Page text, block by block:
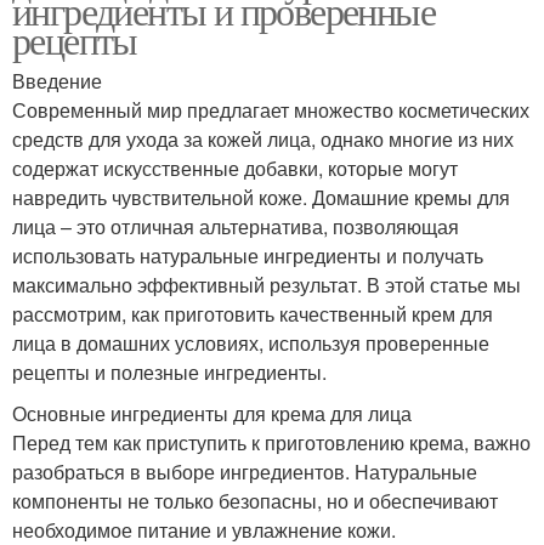
рецепты
Введение
Современный мир предлагает множество косметических
средств для ухода за кожей лица, однако многие из них
содержат искусственные добавки, которые могут
навредить чувствительной коже. Домашние кремы для
лица – это отличная альтернатива, позволяющая
использовать натуральные ингредиенты и получать
максимально эффективный результат. В этой статье мы
рассмотрим, как приготовить качественный крем для
лица в домашних условиях, используя проверенные
рецепты и полезные ингредиенты.
Основные ингредиенты для крема для лица
Перед тем как приступить к приготовлению крема, важно
разобраться в выборе ингредиентов. Натуральные
компоненты не только безопасны, но и обеспечивают
необходимое питание и увлажнение кожи.